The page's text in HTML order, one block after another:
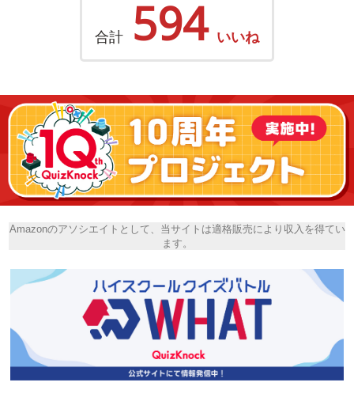
合計 594 いいね
Amazonのアソシエイトとして、当サイトは適格販売により収入を得てい
ます。